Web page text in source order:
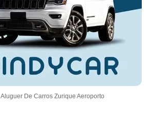
Aluguer De Carros Zurique Aeroporto